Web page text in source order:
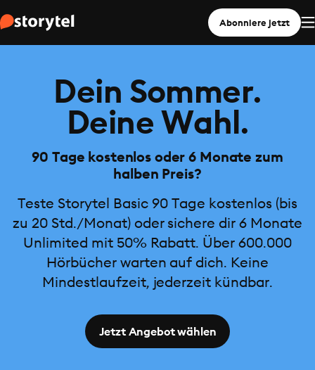
Abonniere jetzt
Dein Sommer.
Deine Wahl.
90 Tage kostenlos oder 6 Monate zum
halben Preis?
Teste Storytel Basic 90 Tage kostenlos (bis
zu 20 Std./Monat) oder sichere dir 6 Monate
Unlimited mit 50% Rabatt. Über 600.000
Hörbücher warten auf dich. Keine
Mindestlaufzeit, jederzeit kündbar.
Jetzt Angebot wählen